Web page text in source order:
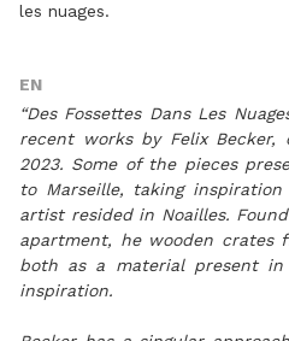
les nuages.
EN
“Des Fossettes Dans Les
recent works by Felix Becker,
2023. Some of the pieces
to Marseille, taking
artist resided in Noailles.
apartment, he wooden crates
both as a material present
inspiration.